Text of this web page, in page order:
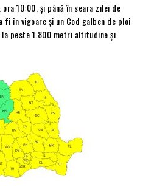
10:00, și până în seara zilei de
în vigoare și un Cod galben de ploi
peste 1.800 metri altitudine și